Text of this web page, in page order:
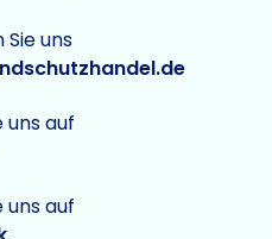
uns
uns auf
uns auf